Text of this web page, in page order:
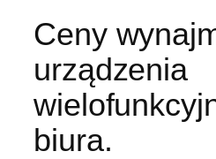
Ceny
urządzenia
biura.